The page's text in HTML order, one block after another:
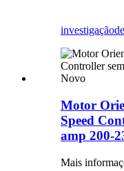
investigação
Motor
Speed
amp 200-
Mais